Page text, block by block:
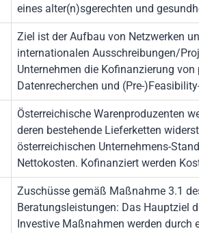
eines alter(n)sgerechten und
Ziel ist der Aufbau von Netzwerken
internationalen Ausschreibungen/
Unternehmen die Kofinanzierung
Datenrecherchen und (Pre-
Österreichische Warenproduzenten
deren bestehende Lieferketten
österreichischen Unternehmens-
Nettokosten. Kofinanziert werden
Zuschüsse gemäß Maßnahme 3.1
Beratungsleistungen: Das Hauptziel
Investive Maßnahmen werden